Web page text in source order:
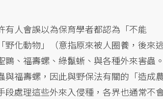
人會誤以為保育學者都認為「不能
化動物」（意指原來被人圈養，後來
、福壽螺、綠鬣蜥、與各種外來害蟲。
福壽螺，因此與野保法有關的「造成
處理這些外來入侵種，各界也通常不